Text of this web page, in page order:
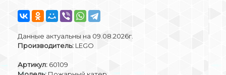
Данные актуальны на 09.08.2026г.
Производитель: LEGO
Артикул: 60109